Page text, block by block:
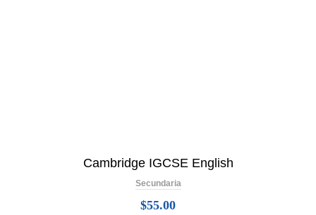
Cambridge IGCSE English
Secundaria
$55.00